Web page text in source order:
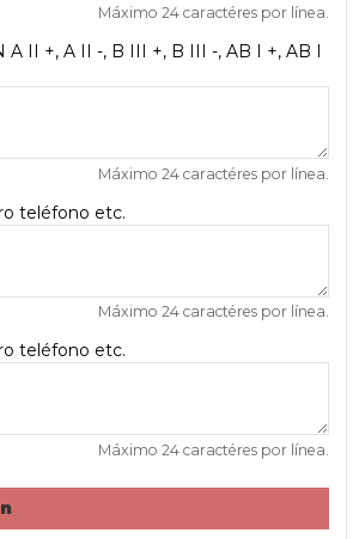
Máximo 24 caractéres por línea.
II +, A II -, B III +, B III -, AB I +, AB I
Máximo 24 caractéres por línea.
teléfono etc.
Máximo 24 caractéres por línea.
teléfono etc.
Máximo 24 caractéres por línea.